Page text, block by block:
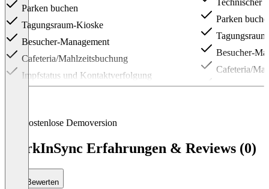
Parken buchen
Tagungsraum-Kioske
Besucher-Management
Cafeteria/Mahlzeitsbuchung
Impfstatus und Kontaktverfolgung
Präferenzen der Mitarbeiter am Arbeitsplatz
Teamzusammenarbeit
Microsoft Active Directory-
Technischer
Parken
Besucher-
Cafeteria/
Impfstatus
Kostenlose Demoversion
WorkInSync Erfahrungen & Reviews (0)
Bewerten